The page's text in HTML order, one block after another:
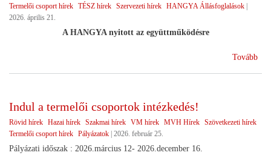
Termelői csoport hírek TÉSZ hírek Szervezeti hírek HANGYA Állásfoglalások
2026. április 21.
A HANGYA nyitott az együttműködésre
Tovább
Indul a termelői csoportok intézkedés!
Rövid hírek Hazai hírek Szakmai hírek VM hírek MVH Hírek Szövetkezeti hírek
Termelői csoport hírek Pályázatok 2026. február 25.
Pályázati időszak : 2026.március 12- 2026.december 16.